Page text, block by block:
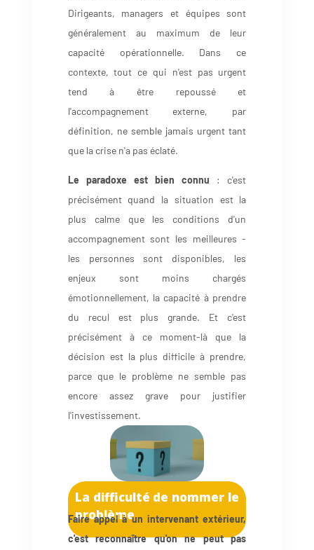
Dirigeants, managers et équipes sont
généralement au maximum de leur
capacité opérationnelle. Dans ce
contexte, tout ce qui n'est pas urgent
tend à être repoussé et
l'accompagnement externe, par
définition, ne semble jamais urgent tant
que la crise n'a pas éclaté.
Le paradoxe est bien connu : c'est
précisément quand la situation est la
plus calme que les conditions d'un
accompagnement sont les meilleures -
les personnes sont disponibles, les
enjeux sont moins chargés
émotionnellement, la capacité à prendre
du recul est plus grande. Et c'est
précisément à ce moment-là que la
décision est la plus difficile à prendre,
parce que le problème ne semble pas
encore assez grave pour justifier
l'investissement.
La difficulté de nommer le
problème
Faire appel à un intervenant extérieur,
c'est reconnaître qu'on ne peut pas